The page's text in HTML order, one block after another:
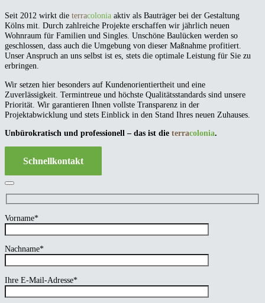
Seit 2012 wirkt die terracolonia aktiv als Bauträger bei der Gestaltung
Kölns mit. Durch zahlreiche Projekte erschaffen wir jährlich neuen
Wohnraum für Familien und Singles. Unschöne Baulücken werden so
geschlossen, dass auch die Umgebung von dieser Maßnahme profitiert.
Unser Anspruch an uns selbst ist es, stets die optimale Leistung für Sie zu
erbringen.
Wir setzen hier besonders auf Kundenorientiertheit und eine
Zuverlässigkeit. Termintreue und höchste Qualitätsstandards sind unsere
Priorität. Wir garantieren Ihnen vollste Transparenz in der
Projektabwicklung und stets Einblick in den Stand Ihres neuen Zuhauses.
Unbürokratisch und professionell – das ist die terracolonia.
Schnellkontakt
Vorname*
Nachname*
Ihre E-Mail-Adresse*